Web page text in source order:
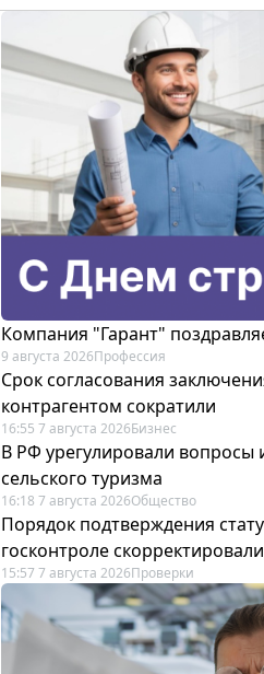
Компания "Гарант"
9 августа 2026Профессия
Срок согласования
контрагентом сократили
16:55 7 августа 2026Бизнес
В РФ урегулировали вопросы
сельского туризма
16:18 7 августа 2026Общество
Порядок подтверждения
госконтроле скорректировали
15:57 7 августа 2026Проверки